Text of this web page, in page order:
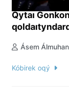
Qytaı
Ásem
Kóbirek oqý